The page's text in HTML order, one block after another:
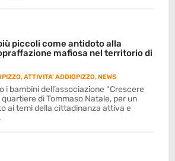
piccoli come antidoto alla
mafiosa nel territorio di
,ATTIVITA' ADDIOPIZZO,NEWS
i bambini dell’associazione “Crescere
quartiere di Tommaso Natale, per un
ai temi della cittadinanza attiva e